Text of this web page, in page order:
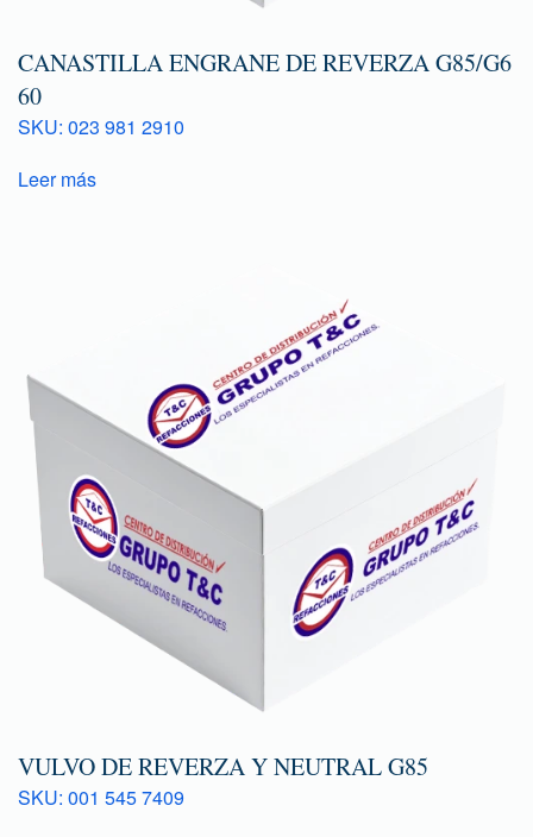
CANASTILLA ENGRANE DE REVERZA G85/G6
60
SKU: 023 981 2910
Leer más
VULVO DE REVERZA Y NEUTRAL G85
SKU: 001 545 7409